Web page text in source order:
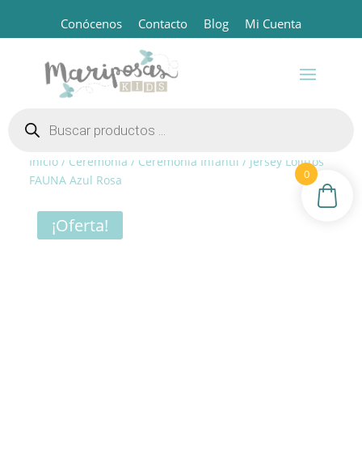
Conócenos Contacto Blog Mi Cuenta
productos
Inicio/ Ceremonia / Ceremonia Infantil / Jersey Lolittos
FAUNA Azul Rosa
¡Oferta!
0